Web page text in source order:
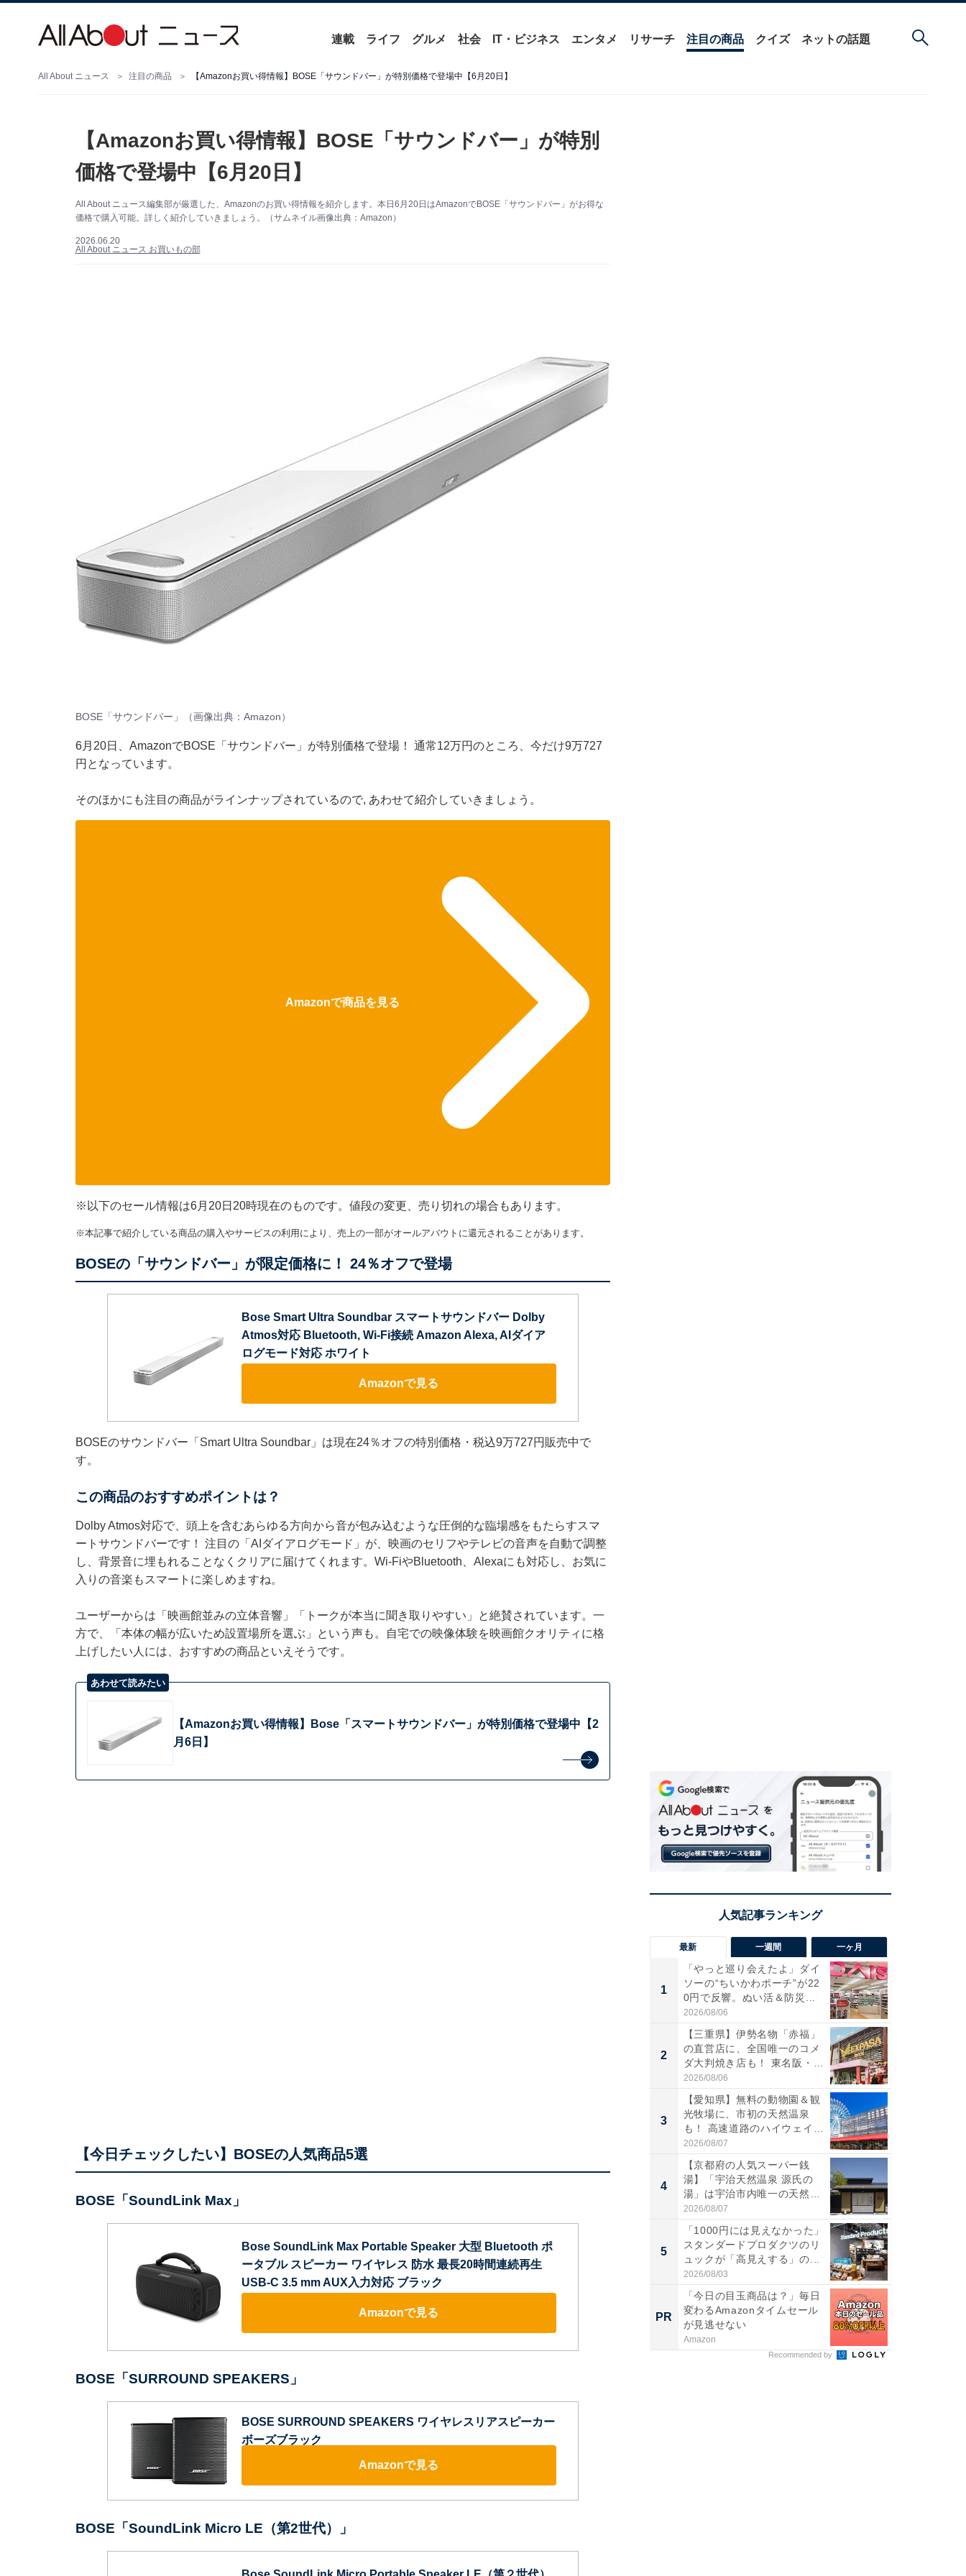
連載 ライフ グルメ 社会 IT・ビジネス エンタメ リサーチ 注目の商品 クイズ ネットの話題
All About ニュース 注目の商品 【Amazonお買い得情報】BOSE「サウンドバー」が特別価格で登場中【6月20日】
【Amazonお買い得情報】BOSE「サウンドバー」が特別
価格で登場中【6月20日】
All About ニュース編集部が厳選した、Amazonのお買い得情報を紹介します。本日6月20日はAmazonでBOSE「サウンドバー」がお得な
価格で購入可能。詳しく紹介していきましょう。（サムネイル画像出典：Amazon）
2026.06.20
All About ニュース お買いもの部
BOSE「サウンドバー」（画像出典：Amazon）
6月20日、 AmazonでBOSE「サウンドバー」が特別価格で登場！ 通常12万円のところ、今だけ9万727
円となっています。
そのほかにも注目の商品がラインナップされているので, あわせて紹介していきましょう。
Amazonで商品を見る
※以下のセール情報は6月20日20時現在のものです。値段の変更、売り切れの場合もあります。
※本記事で紹介している商品の購入やサービスの利用により、売上の一部がオールアバウトに還元されることがあります。
BOSEの「サウンドバー」が限定価格に！ 24％オフで登場
Bose Smart Ultra Soundbar スマートサウンドバー Dolby
Atmos対応 Bluetooth, Wi-Fi接続 Amazon Alexa, AIダイア
ログモード対応 ホワイト
Amazonで見る
BOSEのサウンドバー「Smart Ultra Soundbar」は現在24％オフの特別価格・税込9万727円販売中で
す。
この商品のおすすめポイントは？
Dolby Atmos対応で、頭上を含むあらゆる方向から音が包み込むような圧倒的な臨場感をもたらすスマ
ートサウンドバーです！ 注目の「AIダイアログモード」が、映画のセリフやテレビの音声を自動で調整
し、背景音に埋もれることなくクリアに届けてくれます。Wi-FiやBluetooth、Alexaにも対応し、お気に
入りの音楽もスマートに楽しめますね。
ユーザーからは「映画館並みの立体音響」「トークが本当に聞き取りやすい」と絶賛されています。一
方で、「本体の幅が広いため設置場所を選ぶ」という声も。自宅での映像体験を映画館クオリティに格
上げしたい人には、おすすめの商品といえそうです。
あわせて読みたい
【Amazonお買い得情報】Bose「スマートサウンドバー」が特別価格で登場中【2
月6日】
【今日チェックしたい】BOSEの人気商品5選
BOSE「SoundLink Max」
Bose SoundLink Max Portable Speaker 大型 Bluetooth ポ
ータブル スピーカー ワイヤレス 防水 最長20時間連続再生
USB-C 3.5 mm AUX入力対応 ブラック
Amazonで見る
BOSE「SURROUND SPEAKERS」
BOSE SURROUND SPEAKERS ワイヤレスリアスピーカー
ボーズブラック
Amazonで見る
BOSE「SoundLink Micro LE（第2世代）」
最新 一週間 一ヶ月
1
「やっと巡り会えたよ」ダイ
ソーの“ちいかわポーチ”が22
0円で反響。ぬい活＆防災...
2026/08/06
2
【三重県】伊勢名物「赤福」
の直営店に、全国唯一のコメ
ダ大判焼き店も！ 東名阪・
伊...
2026/08/06
3
【愛知県】無料の動物園＆観
光牧場に、市初の天然温泉
も！ 高速道路のハイウェイオ
ア...
2026/08/07
4
【京都府の人気スーパー銭
湯】「宇治天然温泉 源氏の
湯」は宇治市内唯一の天然温
泉と...
2026/08/07
5
「1000円には見えなかった」
スタンダードプロダクツのリ
ュックが「高見えする」の...
2026/08/03
PR
「今日の目玉商品は？」毎日
変わるAmazonタイムセール
が見逃せない
Amazon
Recommended by